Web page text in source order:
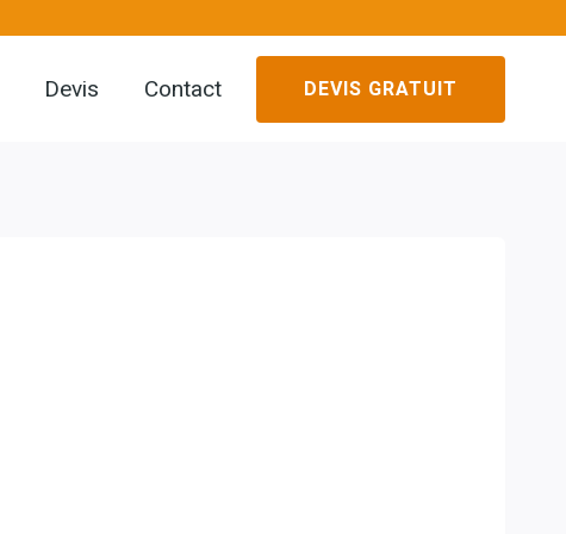
Devis Contact DEVIS GRATUIT